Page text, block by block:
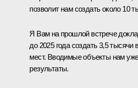
позволит нам создать около 10
Я Вам на прошлой встрече
до 2025 года создать 3,5
мест. Вводимые объекты нам
результаты.